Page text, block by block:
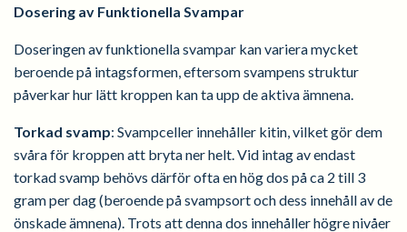
Dosering av Funktionella Svampar
Doseringen av funktionella svampar kan variera mycket
beroende på intagsformen, eftersom svampens struktur
påverkar hur lätt kroppen kan ta upp de aktiva ämnena.
Torkad svamp: Svampceller innehåller kitin, vilket gör dem
svåra för kroppen att bryta ner helt. Vid intag av endast
torkad svamp behövs därför ofta en hög dos på ca 2 till 3
gram per dag (beroende på svampsort och dess innehåll av de
önskade ämnena). Trots att denna dos innehåller högre nivåer